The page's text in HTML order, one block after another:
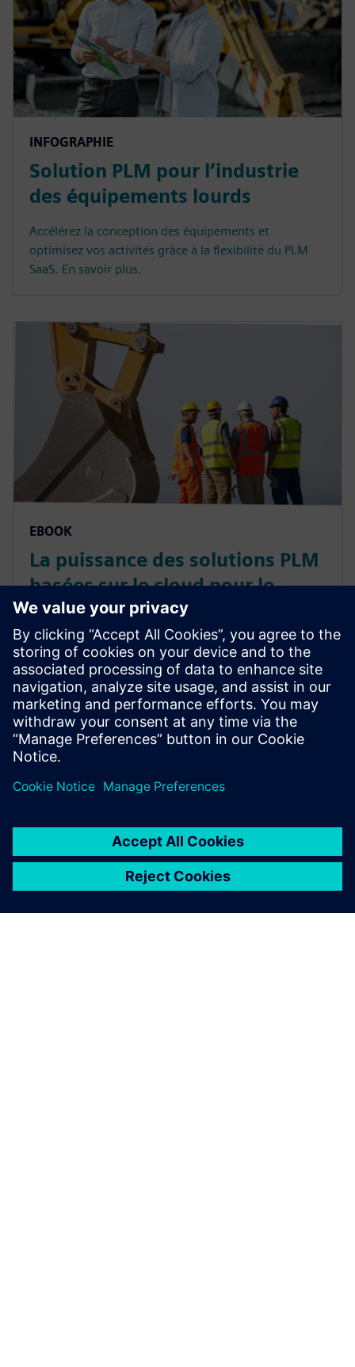
INFOGRAPHIE
Solution PLM pour l’industrie
des équipements lourds
Accélérez la conception des équipements et
optimisez vos activités grâce à la flexibilité du PLM
SaaS. En savoir plus.
EBOOK
La puissance des solutions PLM
basées sur le cloud pour le
secteur des équipements lourds
Découvrez comment une solution PLM sur le cloud
permet d'accélérer le développement des
équipements lourds et de réduire le coût de
possession, tout en offrant un accès instantané à
toutes les parties prenantes, partout et à tout